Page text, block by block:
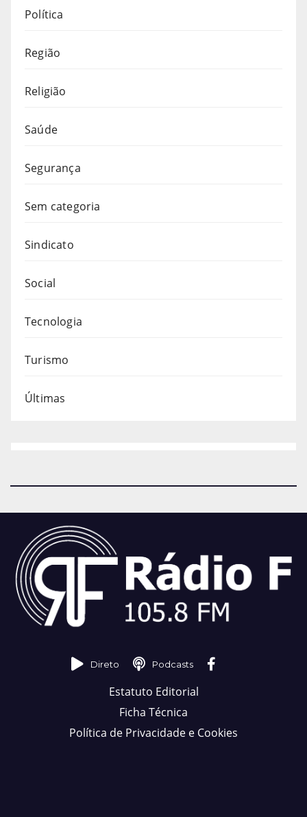
Política
Região
Religião
Saúde
Segurança
Sem categoria
Sindicato
Social
Tecnologia
Turismo
Últimas
Direto Podcasts
Estatuto Editorial
Ficha Técnica
Política de Privacidade e Cookies